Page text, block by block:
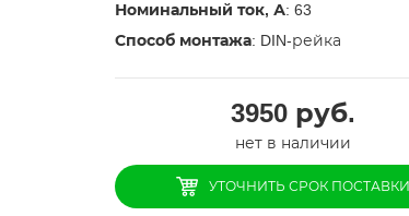
Номинальный ток, А: 63
Способ монтажа: DIN-рейка
3950руб.
нет в наличии
УТОЧНИТЬ СРОК ПОСТАВКИ